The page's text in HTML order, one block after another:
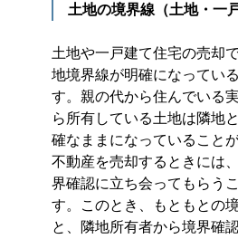
土地の境界線（土地・一
土地や一戸建て住宅の売却
地境界線が明確になってい
す。親の代から住んでいる
ら所有している土地は隣地
確なままになっていることが
不動産を売却するときには
界確認に立ち会ってもらう
す。このとき、もともとの
と、隣地所有者から境界確